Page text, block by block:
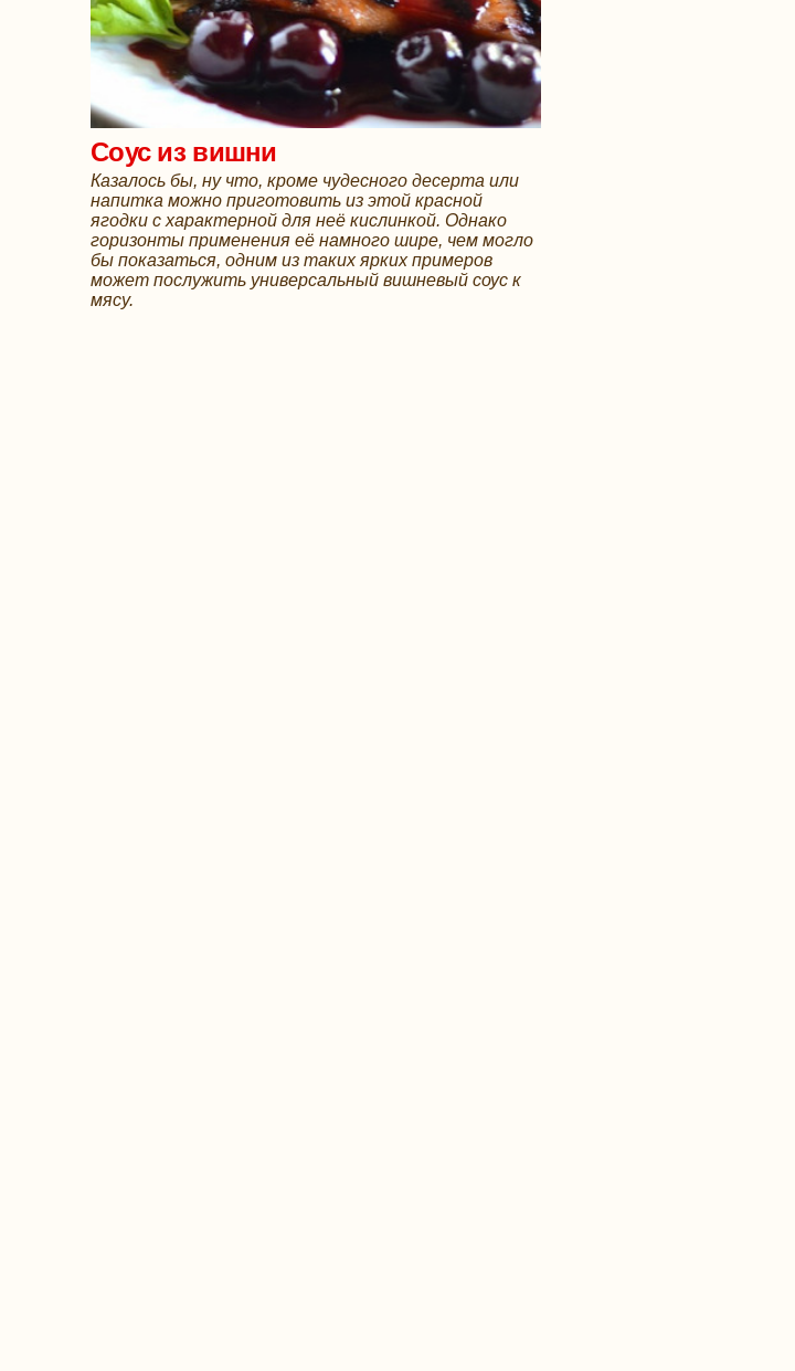
Соус из вишни
Казалось бы, ну что, кроме чудесного десерта или
напитка можно приготовить из этой красной
ягодки с характерной для неё кислинкой. Однако
горизонты применения её намного шире, чем могло
бы показаться, одним из таких ярких примеров
может послужить универсальный вишневый соус к
мясу.